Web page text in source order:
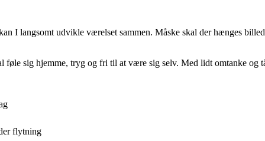
I langsomt udvikle værelset sammen. Måske skal der hænges
føle sig hjemme, tryg og fri til at være sig selv. Med lidt omtanke
flytning